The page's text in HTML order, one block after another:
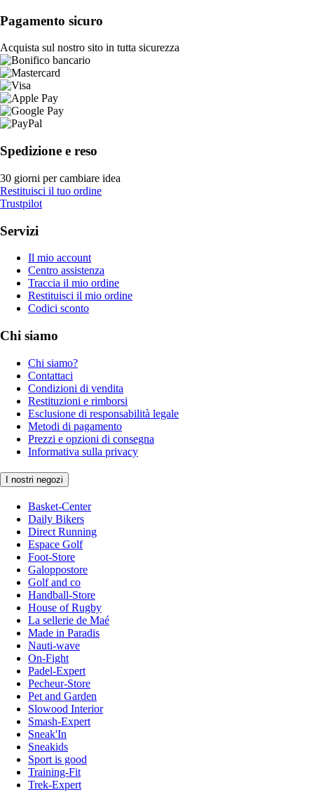
Pagamento sicuro
Acquista sul nostro sito in tutta sicurezza
Spedizione e reso
30 giorni per cambiare idea
Restituisci il tuo ordine
Trustpilot
Servizi
Il mio account
Centro assistenza
Traccia il mio ordine
Restituisci il mio ordine
Codici sconto
Chi siamo
Chi siamo?
Contattaci
Condizioni di vendita
Restituzioni e rimborsi
Esclusione di responsabilità legale
Metodi di pagamento
Prezzi e opzioni di consegna
Informativa sulla privacy
I nostri negozi
Basket-Center
Daily Bikers
Direct Running
Espace Golf
Foot-Store
Galoppostore
Golf and co
Handball-Store
House of Rugby
La sellerie de Maé
Made in Paradis
Nauti-wave
On-Fight
Padel-Expert
Pecheur-Store
Pet and Garden
Slowood Interior
Smash-Expert
Sneak'In
Sneakids
Sport is good
Training-Fit
Trek-Expert